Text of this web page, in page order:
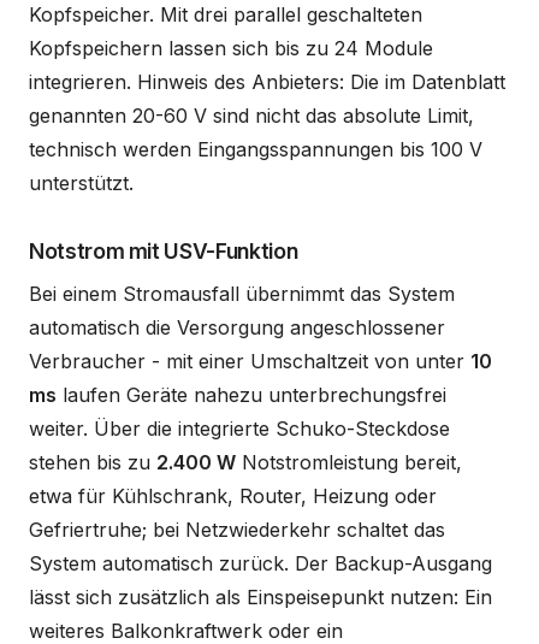
Kopfspeicher. Mit drei parallel geschalteten
Kopfspeichern lassen sich bis zu 24 Module
integrieren. Hinweis des Anbieters: Die im Datenblatt
genannten 20-60 V sind nicht das absolute Limit,
technisch werden Eingangsspannungen bis 100 V
unterstützt.
Notstrom mit USV-Funktion
Bei einem Stromausfall übernimmt das System
automatisch die Versorgung angeschlossener
Verbraucher - mit einer Umschaltzeit von unter 10
ms laufen Geräte nahezu unterbrechungsfrei
weiter. Über die integrierte Schuko-Steckdose
stehen bis zu 2.400 W Notstromleistung bereit,
etwa für Kühlschrank, Router, Heizung oder
Gefriertruhe; bei Netzwiederkehr schaltet das
System automatisch zurück. Der Backup-Ausgang
lässt sich zusätzlich als Einspeisepunkt nutzen: Ein
weiteres Balkonkraftwerk oder ein